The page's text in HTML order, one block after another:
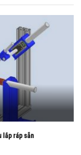
lắp ráp sẵn